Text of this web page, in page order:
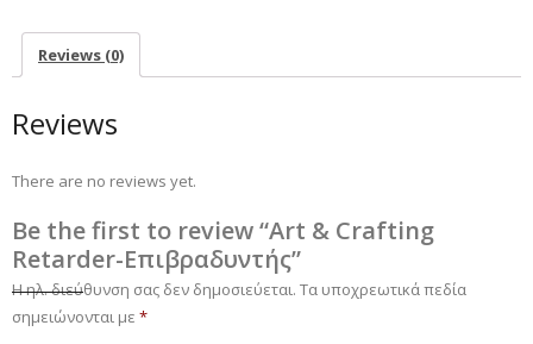
Reviews (0)
Reviews
There are no reviews yet.
Be the first to review “Art & Crafting
Retarder-Επιβραδυντής”
Η ηλ. διεύθυνση σας δεν δημοσιεύεται. Τα υποχρεωτικά πεδία
σημειώνονται με *